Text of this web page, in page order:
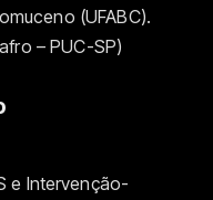
(UFABC).
– PUC-SP)
e Intervenção-